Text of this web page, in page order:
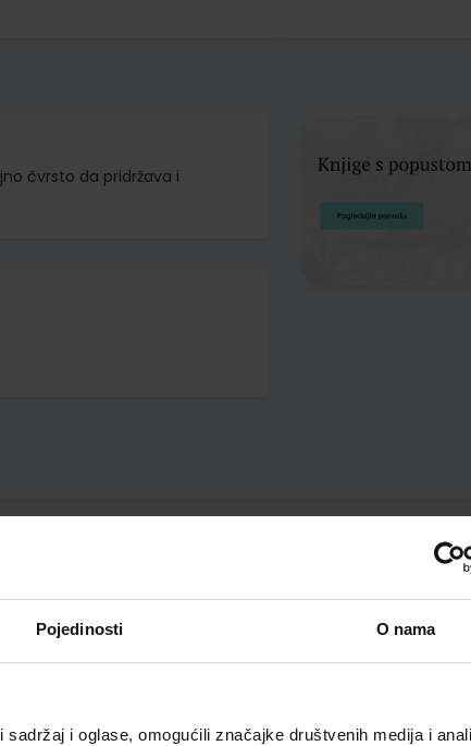
Pojedinosti O nama
i oglase, omogućili značajke društvenih medija i
čvrsto da pridržava i